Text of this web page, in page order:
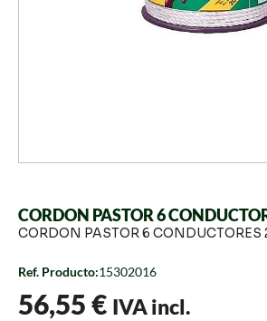
CORDON PASTOR 6
CORDON PASTOR 6 CONDUCTORES
Ref. Producto:15302016
56,55€ IVA incl.